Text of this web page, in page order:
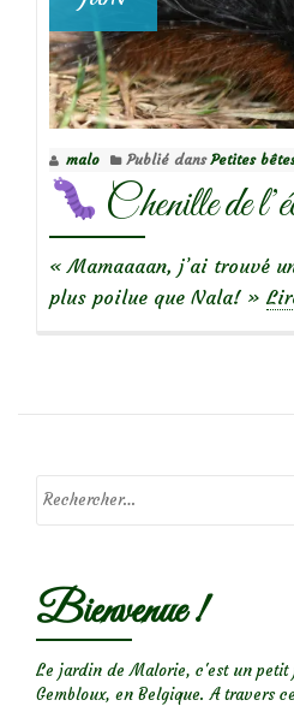
malo Publié dansPetites
Chenille de
« Mamaaaan, j’ai trouvé
plus poilue que Nala! »
Bienvenue !
Le jardin de Malorie, c'est un
Gembloux, en Belgique. A travers